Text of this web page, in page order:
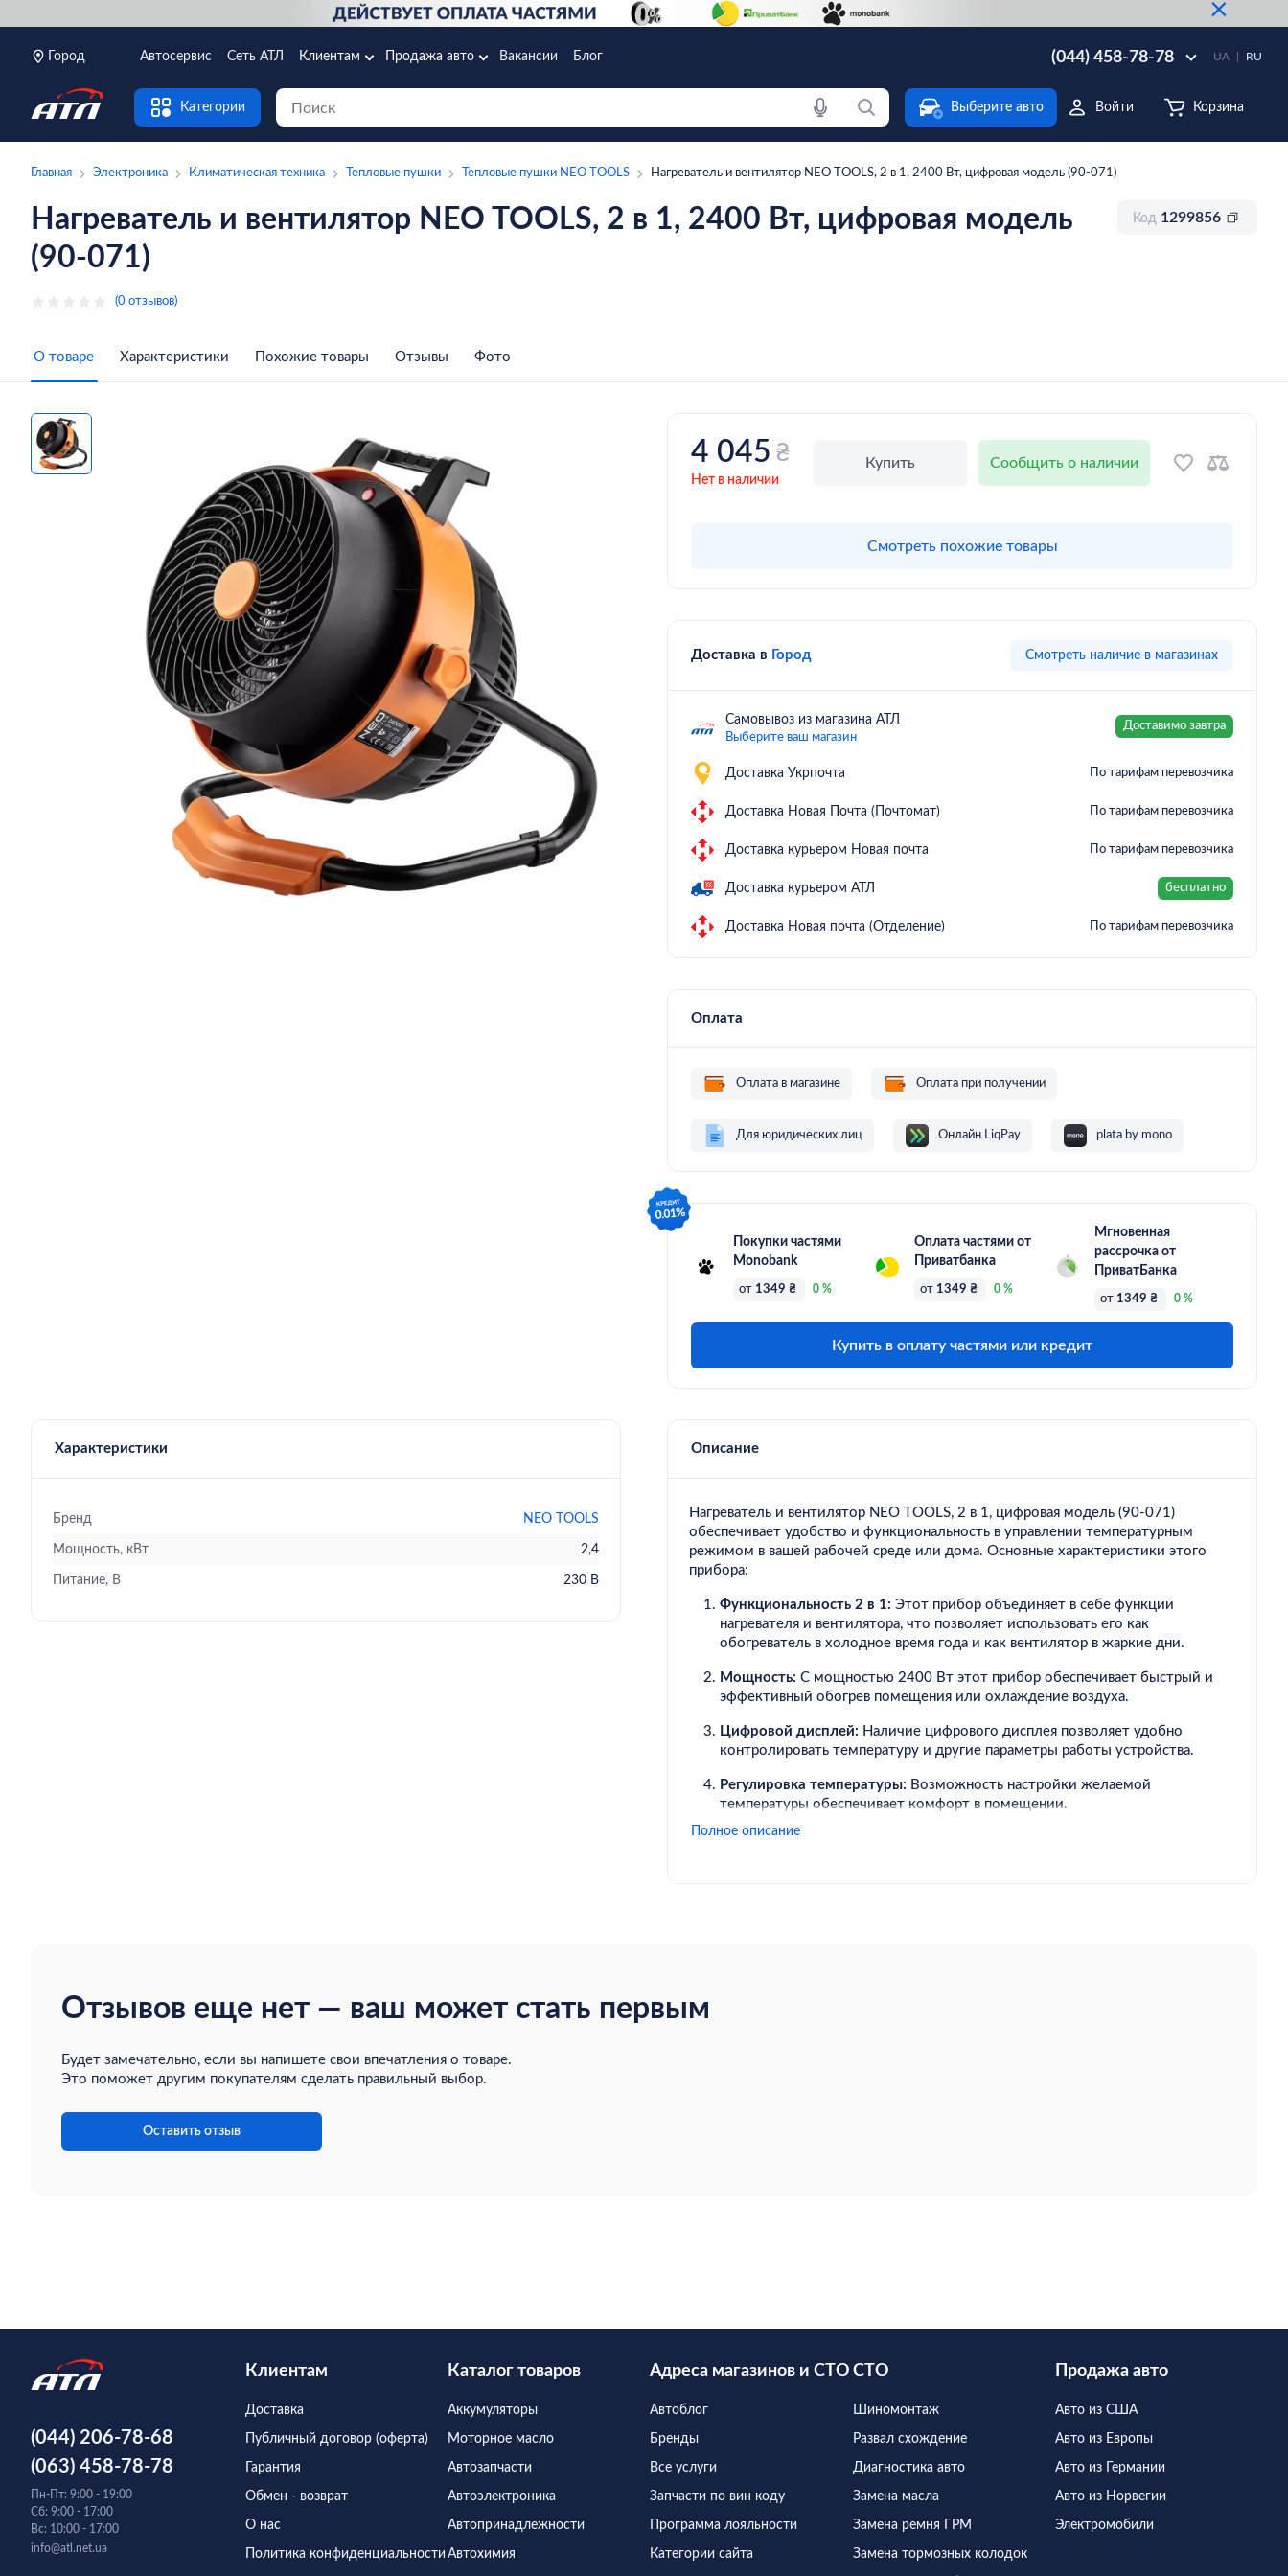
×
Город Автосервис Сеть АТЛ Клиентам Продажа авто Вакансии Блог (044) 458-78-78 UA RU
Категории Выберите авто Войти Корзина
Главная Электроника Климатическая техника Тепловые пушки Тепловые пушки NEO TOOLS Нагреватель и вентилятор NEO TOOLS, 2 в 1, 2400 Вт, цифровая модель (90-071)
Нагреватель и вентилятор NEO TOOLS, 2 в 1, 2400 Вт, цифровая модель
(90-071)
(0 отзывов)
Код 1299856
О товаре Характеристики Похожие товары Отзывы Фото
4 045 ₴
Нет в наличии
Купить Сообщить о наличии
Смотреть похожие товары
Доставка в Город Смотреть наличие в магазинах
Самовывоз из магазина АТЛ
Выберите ваш магазин
Доставимо завтра
Доставка Укрпочта По тарифам перевозчика
Доставка Новая Почта (Почтомат) По тарифам перевозчика
Доставка курьером Новая почта По тарифам перевозчика
Доставка курьером АТЛ бесплатно
Доставка Новая почта (Отделение) По тарифам перевозчика
Оплата
Оплата в магазине Оплата при получении
Для юридических лиц Онлайн LiqPay plata by mono
Покупки частями
Monobank
от 1349 ₴ 0 %
Оплата частями от
Приватбанка
от 1349 ₴ 0 %
Мгновенная
рассрочка от
ПриватБанка
от 1349 ₴ 0 %
Купить в оплату частями или кредит
Характеристики
Бренд NEO TOOLS
Мощность, кВт 2,4
Питание, В 230 В
Описание
Нагреватель и вентилятор NEO TOOLS, 2 в 1, цифровая модель (90-071)
обеспечивает удобство и функциональность в управлении температурным
режимом в вашей рабочей среде или дома. Основные характеристики этого
прибора:
Функциональность 2 в 1: Этот прибор объединяет в себе функции
нагревателя и вентилятора, что позволяет использовать его как
обогреватель в холодное время года и как вентилятор в жаркие дни.
Мощность: С мощностью 2400 Вт этот прибор обеспечивает быстрый и
эффективный обогрев помещения или охлаждение воздуха.
Цифровой дисплей: Наличие цифрового дисплея позволяет удобно
контролировать температуру и другие параметры работы устройства.
Регулировка температуры: Возможность настройки желаемой
температуры обеспечивает комфорт в помещении.
Портативность:
Полное описание
Отзывов еще нет — ваш может стать первым
Будет замечательно, если вы напишете свои впечатления о товаре.
Это поможет другим покупателям сделать правильный выбор.
Оставить отзыв
(044) 206-78-68
(063) 458-78-78
Пн-Пт: 9:00 - 19:00
Сб: 9:00 - 17:00
Вс: 10:00 - 17:00
info@atl.net.ua
Клиентам
Доставка
Публичный договор (оферта)
Гарантия
Обмен - возврат
О нас
Политика конфиденциальности
Каталог товаров
Аккумуляторы
Моторное масло
Автозапчасти
Автоэлектроника
Автопринадлежности
Автохимия
Адреса магазинов и СТО
Автоблог
Бренды
Все услуги
Запчасти по вин коду
Программа лояльности
Категории сайта
СТО
Шиномонтаж
Развал схождение
Диагностика авто
Замена масла
Замена ремня ГРМ
Замена тормозных колодок
Продажа авто
Авто из США
Авто из Европы
Авто из Германии
Авто из Норвегии
Электромобили